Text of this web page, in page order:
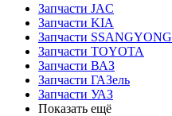
Запчасти JAC
Запчасти KIA
Запчасти SSANGYONG
Запчасти TOYOTA
Запчасти ВАЗ
Запчасти ГАЗель
Запчасти УАЗ
Показать ещё